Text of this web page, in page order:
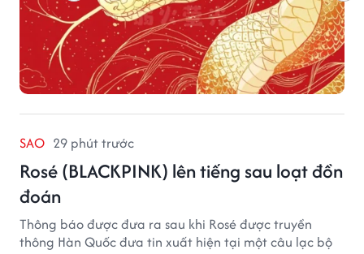
SAO 29 phút trước
Rosé (BLACKPINK) lên tiếng sau loạt đồn
đoán
Thông báo được đưa ra sau khi Rosé được truyền
thông Hàn Quốc đưa tin xuất hiện tại một câu lạc bộ